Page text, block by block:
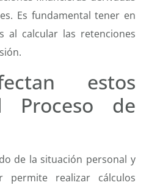
Es fundamental tener en
al calcular las retenciones
estos
Proceso de
de la situación personal y
permite realizar cálculos